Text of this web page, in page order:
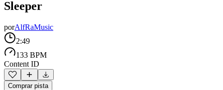
Sleeper
porAlfRaMusic
2:49
133 BPM
Content ID
Comprar pista